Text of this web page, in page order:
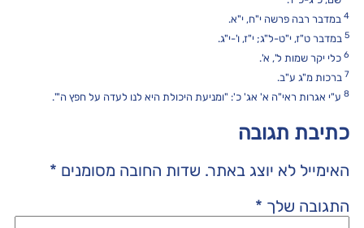
4במדבר רבה פרשה י"ח, י"א.
5במדבר ט"ז, י"ט-ל"ג; י"ז, ו'-י"ג.
6כלי יקר שמות ל', א'.
7 ברכות מ"ג ע"ב.
8ע"י אגרות ראי"ה א' אג' כ': "ומניעת היכולת היא לנו לעדה על חפץ ה'".
כתיבת תגובה
האימייל לא יוצג באתר. שדות החובה מסומנים *
התגובה שלך *